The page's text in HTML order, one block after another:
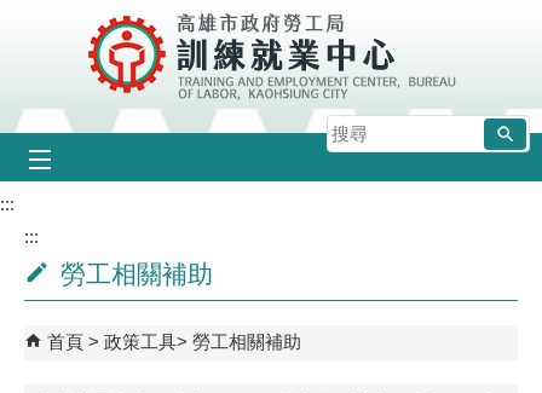
跳到主要內容區塊
搜
尋
:::
:::
勞工相關補助
首頁 政策工具 勞工相關補助